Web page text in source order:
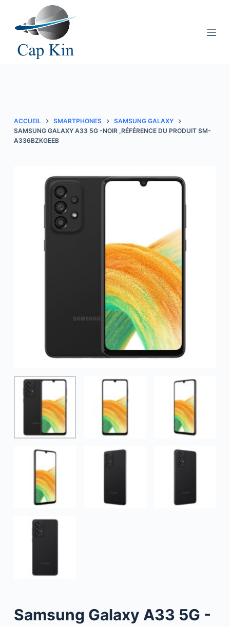
c
o
n
ACCUEIL SMARTPHONES
SAMSUNG GALAXY
SAMSUNG GALAXY A33 5G -NOIR ,RÉFÉRENCE DU PRODUIT SM-
A336BZKGEEB
Samsung Galaxy A33 5G -